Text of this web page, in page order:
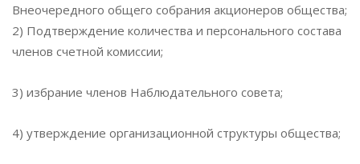
Внеочередного общего собрания акционеров общества;
2) Подтверждение количества и персонального состава
членов счетной комиссии;
3) избрание членов Наблюдательного совета;
4) утверждение организационной структуры общества;